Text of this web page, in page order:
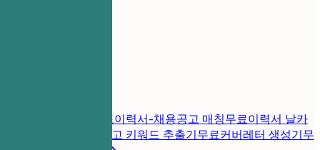
무료이력서-채용공고 매칭무료이력서 날카
채용공고 키워드 추출기무료커버레터 생성기무